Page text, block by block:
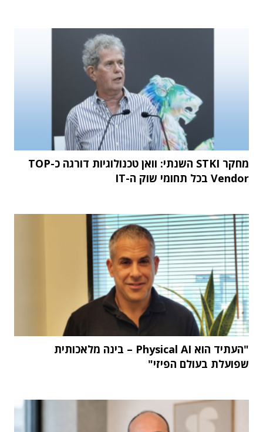
מחקר STKI השנתי: וואן טכנולוגיות דורגה כ-TOP
Vendor בכל תחומי שוק ה-IT
"העתיד הוא Physical AI – בינה מלאכותית
שפועלת בעולם הפיזי"